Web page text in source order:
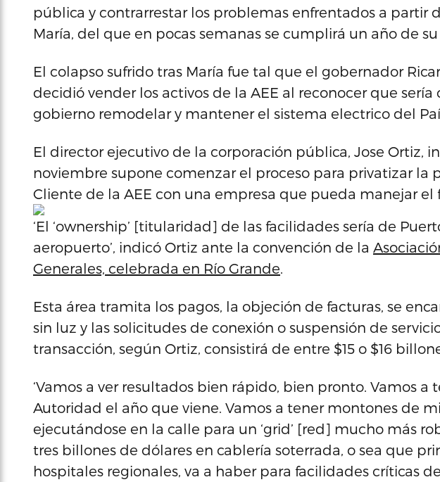
pública y contrarrestar los problemas enfrentados a partir
María, del que en pocas semanas se cumplirá un año de su
El colapso sufrido tras María fue tal que el gobernador
decidió vender los activos de la AEE al reconocer que sería
gobierno remodelar y mantener el sistema electrico del
El director ejecutivo de la corporación pública, Jose Ortiz,
noviembre supone comenzar el proceso para privatizar la
Cliente de la AEE con una empresa que pueda manejar
‘El ‘ownership’ [titularidad] de las facilidades sería de
aeropuerto’, indicó Ortiz ante la convención de la
Generales, celebrada en Río Grande.
Esta área tramita los pagos, la objeción de facturas, se
sin luz y las solicitudes de conexión o suspensión de
transacción, según Ortiz, consistirá de entre $15 o $16
‘Vamos a ver resultados bien rápido, bien pronto. Vamos a
Autoridad el año que viene. Vamos a tener montones de
ejecutándose en la calle para un ‘grid’ [red] mucho más
tres billones de dólares en cablería soterrada, o sea que
hospitales regionales, va a haber para facilidades críticas